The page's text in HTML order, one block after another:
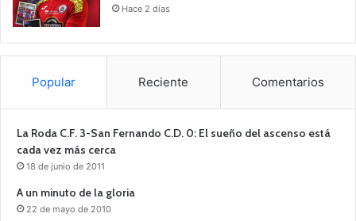
Hace 2 días
Popular Reciente Comentarios
La Roda C.F. 3-San Fernando C.D. 0: El sueño del ascenso está
cada vez más cerca
18 de junio de 2011
A un minuto de la gloria
22 de mayo de 2010